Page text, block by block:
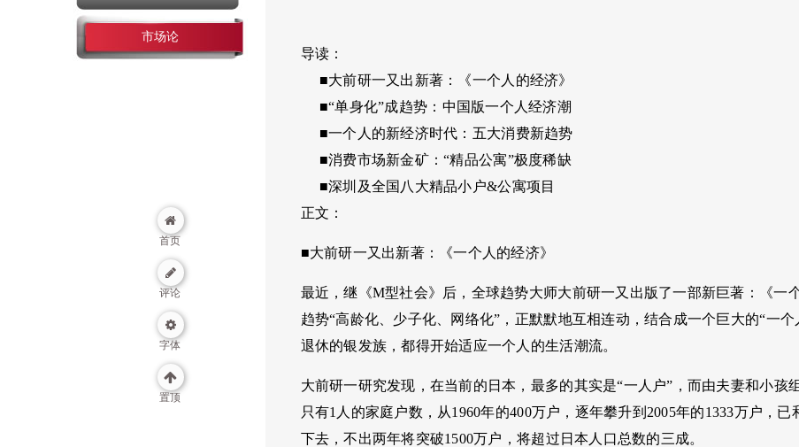
市场论
首页
评论
字体
置顶
导读：
■大前研一又出新著：《一个人的经济》
■“单身化”成趋势：中国版一个人经济潮
■一个人的新经济时代：五大消费新趋势
■消费市场新金矿：“精品公寓”极度稀缺
■深圳及全国八大精品小户&公寓项目
正文：
■大前研一又出新著：《一个人的经济》
最近，继《M型社会》后，全球趋势大师大前研一又出版了一部新巨著：《一
趋势“高龄化、少子化、网络化”，正默默地互相连动，结合成一个巨大的“一
退休的银发族，都得开始适应一个人的生活潮流。
大前研一研究发现，在当前的日本，最多的其实是“一人户”，而由夫妻和小孩
只有1人的家庭户数，从1960年的400万户，逐年攀升到2005年的1333万户，
下去，不出两年将突破1500万户，将超过日本人口总数的三成。